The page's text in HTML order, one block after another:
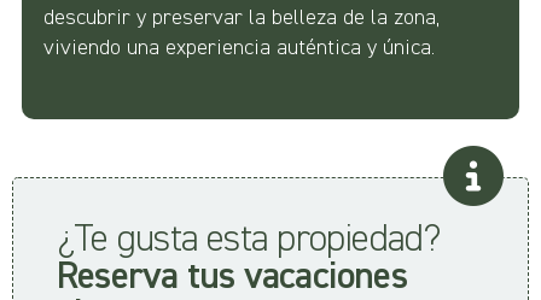
descubrir y preservar la belleza de la zona,
viviendo una experiencia auténtica y única.
¿Te gusta esta propiedad?
Reserva tus vacaciones